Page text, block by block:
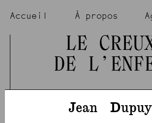
Accueil À propos
ExpositionsLE
DE
Jean Dupuy